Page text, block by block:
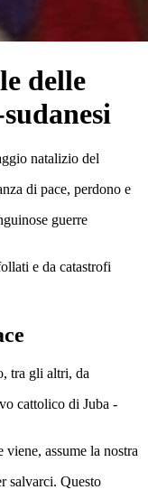
delle
natalizio del
di pace, perdono e
guerre
e da catastrofi
tra gli altri, da
cattolico di Juba -
assume la nostra
salvarci. Questo